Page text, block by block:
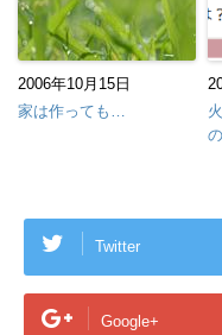
2006年10月15日
家は作っても…
Twitter
Google+